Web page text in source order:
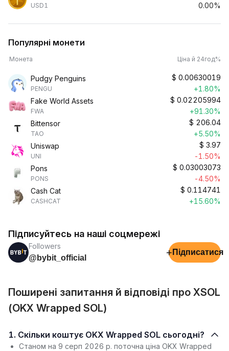
USD1
0.00%
Популярні монети
Монета Ціна й 24год%
Pudgy Penguins
PENGU
$ 0.00630019
+1.80%
Fake World Assets
FWA
$ 0.02205994
+91.30%
Bittensor
TAO
$ 206.04
+5.50%
Uniswap
UNI
$ 3.97
-1.50%
Pons
PONS
$ 0.03003073
-4.50%
Cash Cat
CASHCAT
$ 0.114741
+15.60%
Підписуйтесь на наші соцмережі
Followers
@bybit_official
+ Підписатися
Поширені запитання й відповіді про XSOL
(OKX Wrapped SOL)
1. Скільки коштує OKX Wrapped SOL сьогодні?
Станом на 9 серп 2026 р. поточна ціна OKX Wrapped